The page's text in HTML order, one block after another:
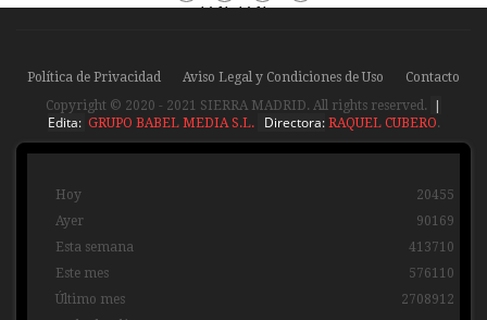
Periódico
Periódico
Política de Privacidad Aviso Legal y Condiciones de Uso
Contacto
Copyright © 2020 - 2021 SIERRA MADRID. All rights reserved.
|
Edita: GRUPO BABEL MEDIA S.L. Directora:RAQUEL CUBERO.
Hoy
Ayer
Esta semana
Este mes
Último mes
20455
90169
413710
576110
2708912